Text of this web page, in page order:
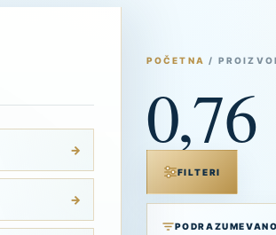
POČETNA /
0,76
FILTERI